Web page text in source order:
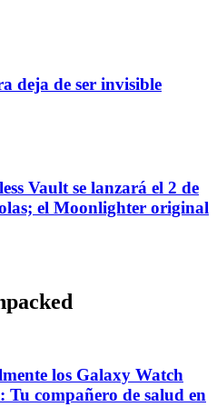
deja de ser invisible
Vault se lanzará el 2 de
el Moonlighter original
los Galaxy Watch
compañero de salud en